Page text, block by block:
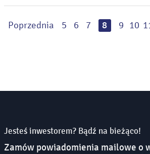
Poprzednia 5 6 7 8 9 10
Jesteś inwestorem? Bądź na bieżąco!
Zamów powiadomienia mailowe o